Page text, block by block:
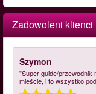
Zadowoleni klienci
Szymon
"Super guide/
mieście, i to wszystko